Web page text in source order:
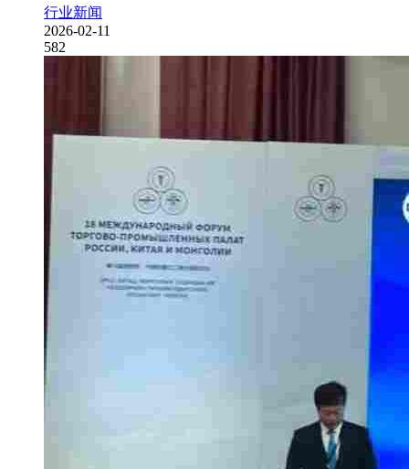
行业新闻
2026-02-11
582